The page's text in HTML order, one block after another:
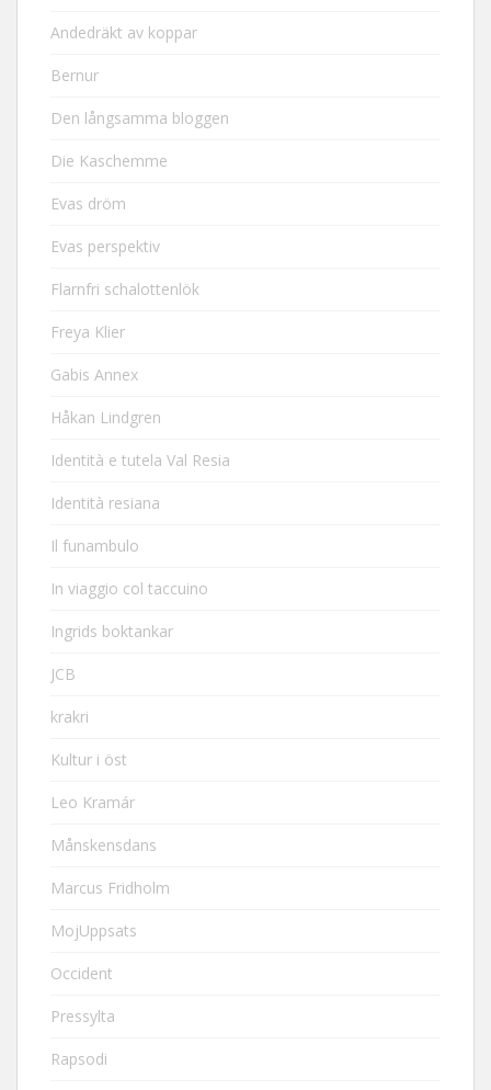
Andedräkt av koppar
Bernur
Den långsamma bloggen
Die Kaschemme
Evas dröm
Evas perspektiv
Flarnfri schalottenlök
Freya Klier
Gabis Annex
Håkan Lindgren
Identità e tutela Val Resia
Identità resiana
Il funambulo
In viaggio col taccuino
Ingrids boktankar
JCB
krakri
Kultur i öst
Leo Kramár
Månskensdans
Marcus Fridholm
MojUppsats
Occident
Pressylta
Rapsodi